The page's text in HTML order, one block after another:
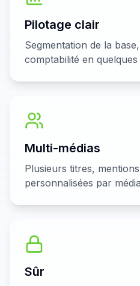
Pilotage clair
Segmentation de la
comptabilité en quelques
Multi-médias
Plusieurs titres,
personnalisées par
Sûr